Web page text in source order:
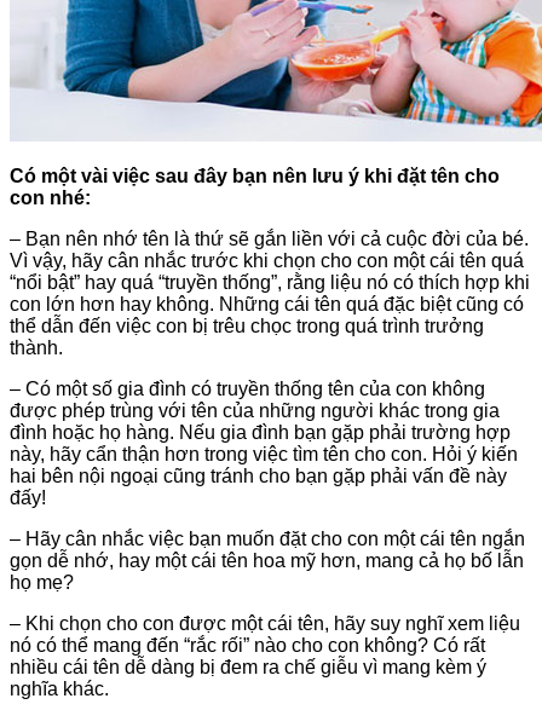
Có một vài việc sau đây bạn nên lưu ý khi đặt tên cho
con nhé:
– Bạn nên nhớ tên là thứ sẽ gắn liền với cả cuộc đời của bé.
Vì vậy, hãy cân nhắc trước khi chọn cho con một cái tên quá
“nổi bật” hay quá “truyền thống”, rằng liệu nó có thích hợp khi
con lớn hơn hay không. Những cái tên quá đặc biệt cũng có
thể dẫn đến việc con bị trêu chọc trong quá trình trưởng
thành.
– Có một số gia đình có truyền thống tên của con không
được phép trùng với tên của những người khác trong gia
đình hoặc họ hàng. Nếu gia đình bạn gặp phải trường hợp
này, hãy cẩn thận hơn trong việc tìm tên cho con. Hỏi ý kiến
hai bên nội ngoại cũng tránh cho bạn gặp phải vấn đề này
đấy!
– Hãy cân nhắc việc bạn muốn đặt cho con một cái tên ngắn
gọn dễ nhớ, hay một cái tên hoa mỹ hơn, mang cả họ bố lẫn
họ mẹ?
– Khi chọn cho con được một cái tên, hãy suy nghĩ xem liệu
nó có thể mang đến “rắc rối” nào cho con không? Có rất
nhiều cái tên dễ dàng bị đem ra chế giễu vì mang kèm ý
nghĩa khác.